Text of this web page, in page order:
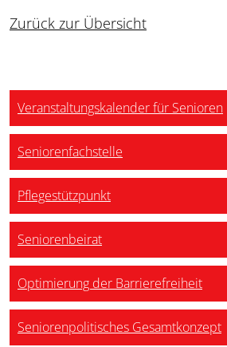
Zurück zur Übersicht
Veranstaltungskalender für Senioren
Seniorenfachstelle
Pflegestützpunkt
Seniorenbeirat
Optimierung der Barrierefreiheit
Seniorenpolitisches Gesamtkonzept